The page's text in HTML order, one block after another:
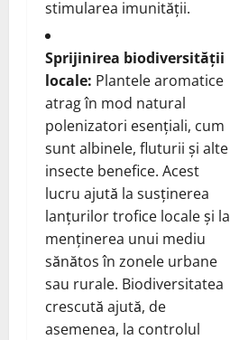
stimularea imunității.
Sprijinirea biodiversității
locale: Plantele aromatice
atrag în mod natural
polenizatori esențiali, cum
sunt albinele, fluturii și alte
insecte benefice. Acest
lucru ajută la susținerea
lanțurilor trofice locale și la
menținerea unui mediu
sănătos în zonele urbane
sau rurale. Biodiversitatea
crescută ajută, de
asemenea, la controlul